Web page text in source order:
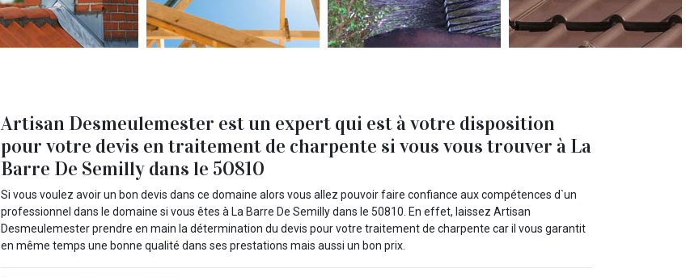
Artisan Desmeulemester est un expert qui est à votre disposition
pour votre devis en traitement de charpente si vous vous trouver à La
Barre De Semilly dans le 50810
Si vous voulez avoir un bon devis dans ce domaine alors vous allez pouvoir faire confiance aux compétences d`un
professionnel dans le domaine si vous êtes à La Barre De Semilly dans le 50810. En effet, laissez Artisan
Desmeulemester prendre en main la détermination du devis pour votre traitement de charpente car il vous garantit
en même temps une bonne qualité dans ses prestations mais aussi un bon prix.